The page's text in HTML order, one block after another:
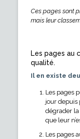
Ces pages sont
mais leur
Les pages au
qualité.
Il en existe
Les pages
jour depuis
dégrader la
que leur
Les pages